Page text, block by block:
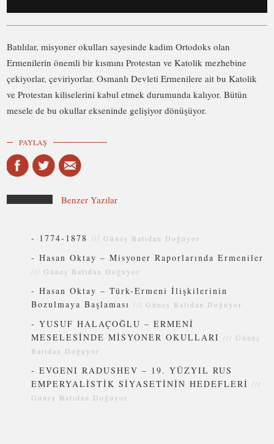
Batılılar, misyoner okulları sayesinde kadim Ortodoks olan
Ermenilerin önemli bir kısmını Protestan ve Katolik mezhebine
çekiyorlar, çeviriyorlar. Osmanlı Devleti Ermenilere ait bu Katolik
ve Protestan kiliselerini kabul etmek durumunda kalıyor. Bütün
mesele de bu okullar ekseninde gelişiyor dönüşüyor.
PAYLAŞ
Benzer Yazılar
- 1774-1878 ///Güneş Batıdan Doğuyor
-Hasan Oktay – Misyoner Raporlarında Ermeniler
///Güneş Batıdan Doğuyor
-Hasan Oktay – Türk-Ermeni İlişkilerinin
Bozulmaya Başlaması ///Güneş Batıdan Doğuyor
-YUSUF HALAÇOĞLU – ERMENİ
MESELESİNDE MİSYONER OKULLARI ///Güneş
Batıdan Doğuyor
-EVGENI RADUSHEV – 19. YÜZYIL RUS
EMPERYALİSTİK SİYASETİNİN HEDEFLERİ ///
Güneş Batıdan Doğuyor